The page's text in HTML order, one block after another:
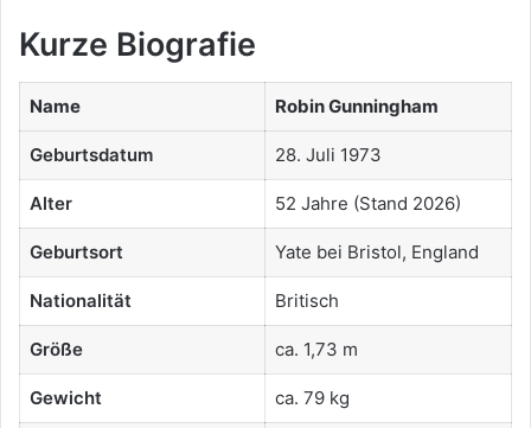
Kurze Biografie
Name Robin Gunningham
Geburtsdatum 28. Juli 1973
Alter 52 Jahre (Stand 2026)
Geburtsort Yate bei Bristol, England
Nationalität Britisch
Größe ca. 1,73 m
Gewicht ca. 79 kg